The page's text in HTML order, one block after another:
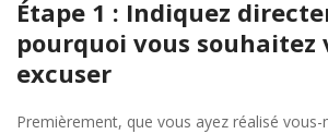
Étape 1 : Indiquez
pourquoi vous souhaitez
excuser
Premièrement, que vous ayez réalisé